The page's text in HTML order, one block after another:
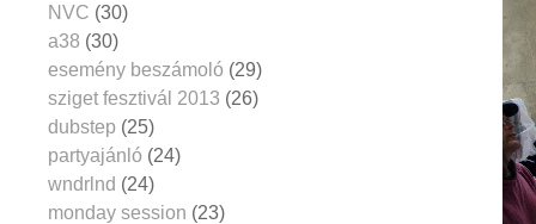
NVC (30)
a38 (30)
esemény beszámoló (29)
sziget fesztivál 2013 (26)
dubstep (25)
partyajánló (24)
wndrlnd (24)
monday session (23)